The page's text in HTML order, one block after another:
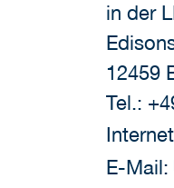
in der
12459
Tel.:
E-Mail: